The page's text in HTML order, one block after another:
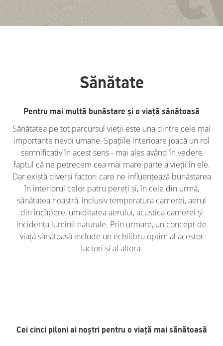
Sănătate
Pentru mai multă bunăstare și o viață sănătoasă
Sănătatea pe tot parcursul vieții este una dintre cele mai
importante nevoi umane. Spațiile interioare joacă un rol
semnificativ în acest sens - mai ales având în vedere
faptul că ne petrecem cea mai mare parte a vieții în ele.
Dar există diverși factori care ne influențează bunăstarea
în interiorul celor patru pereți și, în cele din urmă,
sănătatea noastră, inclusiv temperatura camerei, aerul
din încăpere, umiditatea aerului, acustica camerei și
incidența luminii naturale. Prin urmare, un concept de
viață sănătoasă include un echilibru optim al acestor
factori și al altora.
Cei cinci piloni ai noștri pentru o viață mai sănătoasă